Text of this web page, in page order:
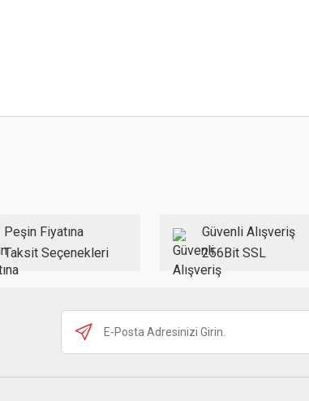
Gönder
Peşin Fiyatına
Taksit Seçenekleri
Güvenli Alışveriş
256Bit SSL